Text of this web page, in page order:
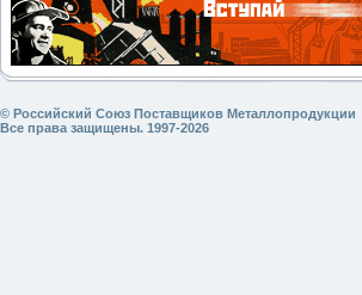
© Российский Союз Поставщиков Металлопродукции
Все права защищены. 1997-2026